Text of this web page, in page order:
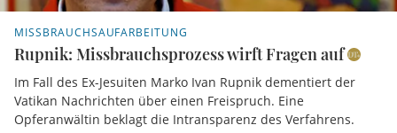
MISSBRAUCHSAUFARBEITUNG
Rupnik: Missbrauchsprozess wirft Fragen auf
Im Fall des Ex-Jesuiten Marko Ivan Rupnik dementiert der
Vatikan Nachrichten über einen Freispruch. Eine
Opferanwältin beklagt die Intransparenz des Verfahrens.